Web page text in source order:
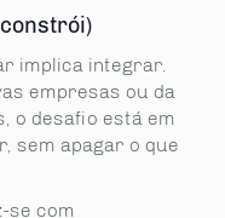
implica integrar.
empresas ou da
o desafio está em
sem apagar o que
se com